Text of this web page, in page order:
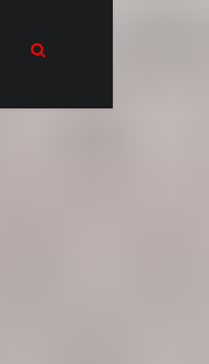
oameni in